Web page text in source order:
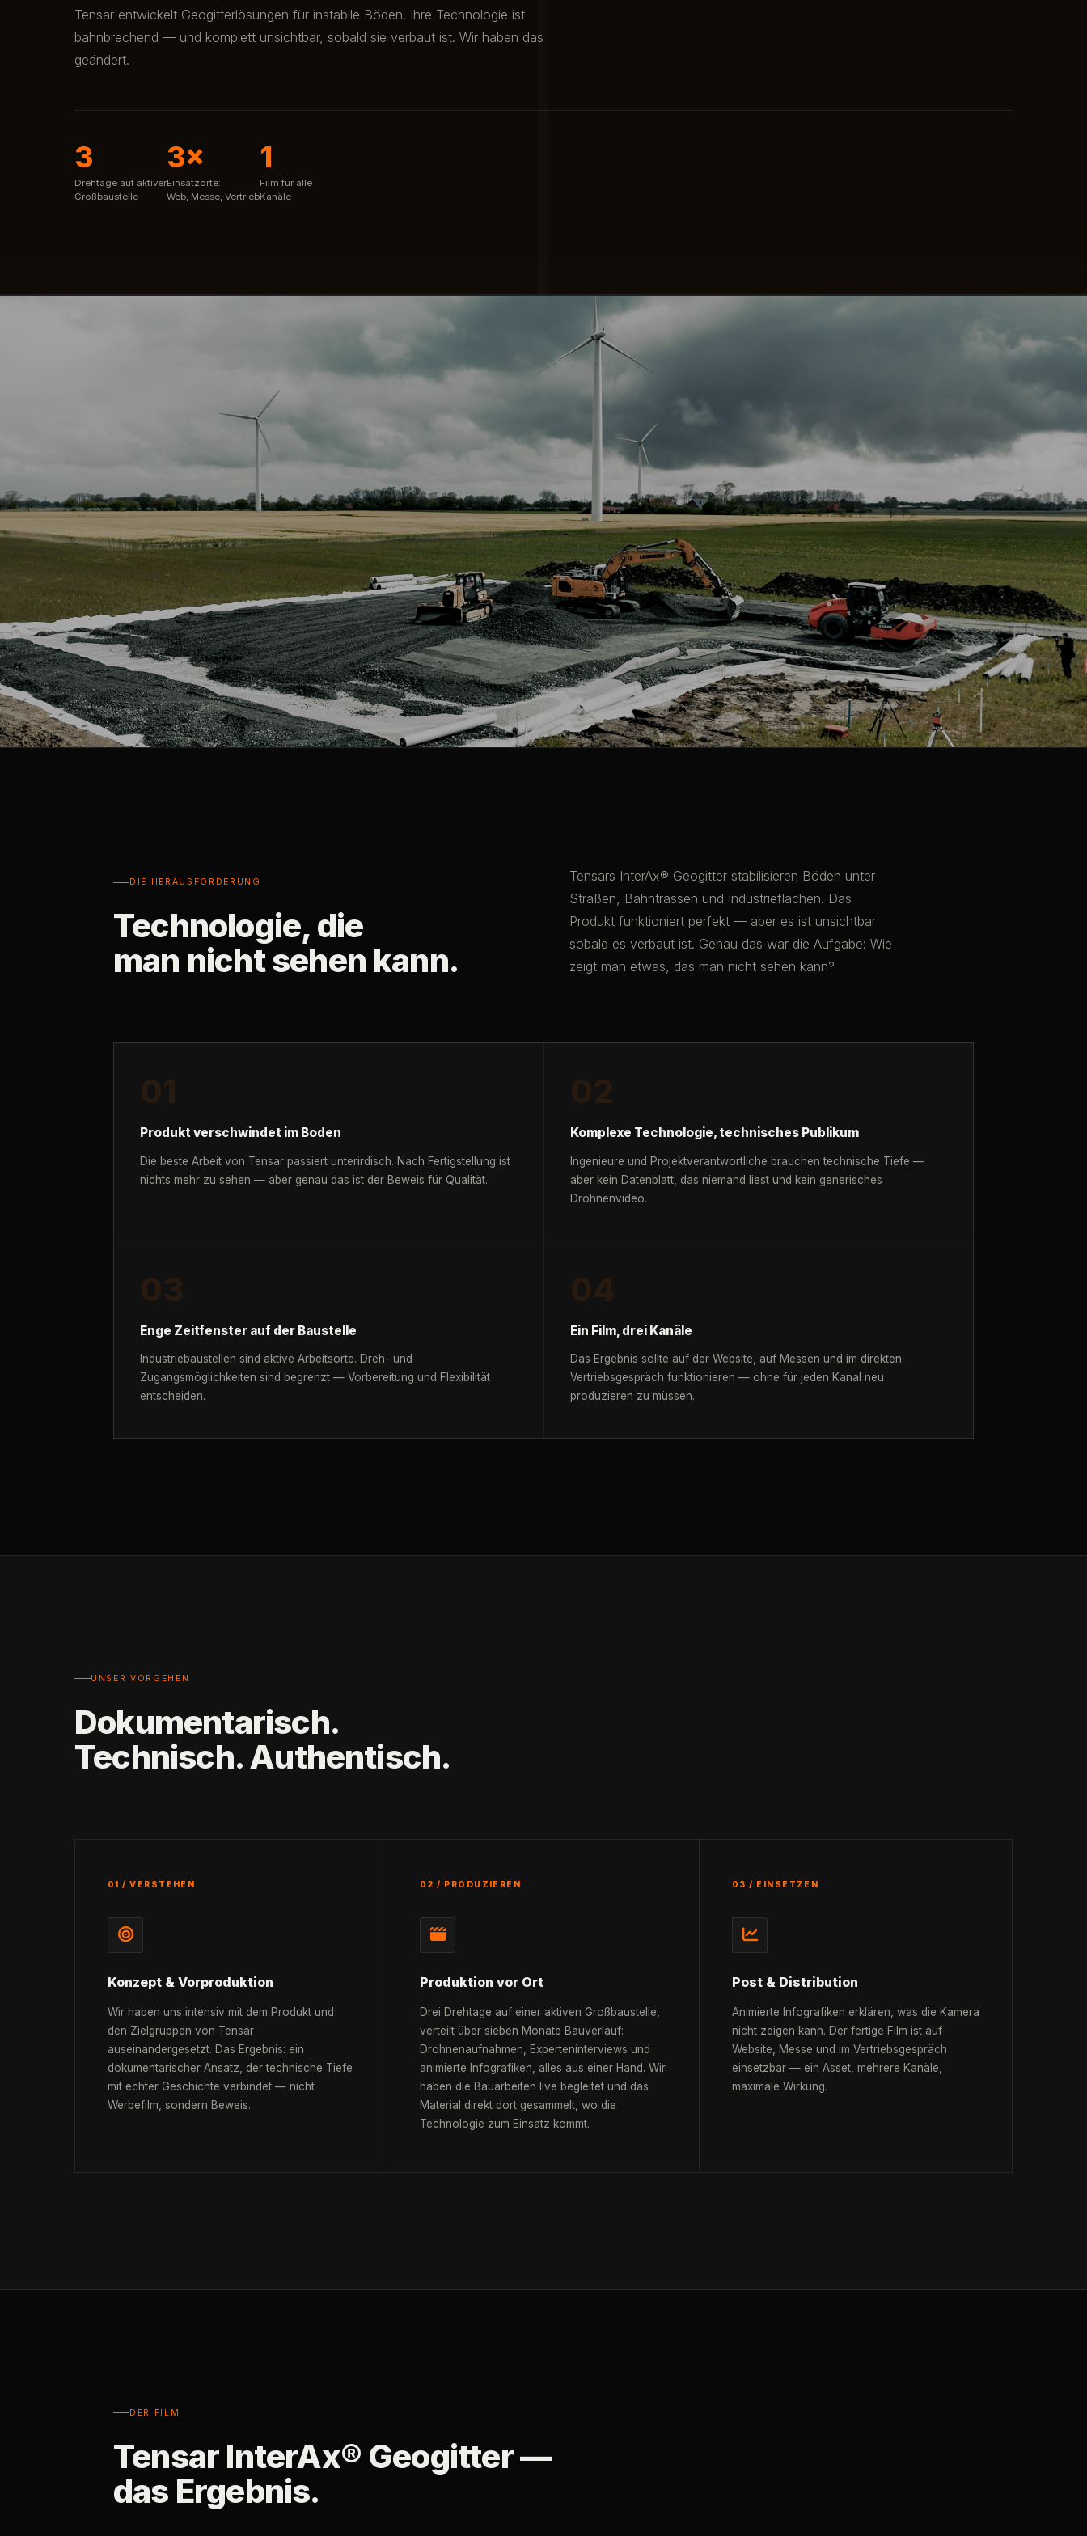
Tensar entwickelt Geogitterlösungen für instabile Böden. Ihre Technologie ist
bahnbrechend — und komplett unsichtbar, sobald sie verbaut ist. Wir haben das
geändert.
3
Drehtage auf aktiver
Großbaustelle
3×
Einsatzorte:
Web, Messe, Vertrieb
1
Film für alle
Kanäle
DIE HERAUSFORDERUNG
Technologie, die
man nicht sehen kann.
Tensars InterAx® Geogitter stabilisieren Böden unter
Straßen, Bahntrassen und Industrieflächen. Das
Produkt funktioniert perfekt — aber es ist unsichtbar
sobald es verbaut ist. Genau das war die Aufgabe: Wie
zeigt man etwas, das man nicht sehen kann?
01
Produkt verschwindet im Boden
Die beste Arbeit von Tensar passiert unterirdisch. Nach Fertigstellung ist
nichts mehr zu sehen — aber genau das ist der Beweis für Qualität.
02
Komplexe Technologie, technisches Publikum
Ingenieure und Projektverantwortliche brauchen technische Tiefe —
aber kein Datenblatt, das niemand liest und kein generisches
Drohnenvideo.
03
Enge Zeitfenster auf der Baustelle
Industriebaustellen sind aktive Arbeitsorte. Dreh- und
Zugangsmöglichkeiten sind begrenzt — Vorbereitung und Flexibilität
entscheiden.
04
Ein Film, drei Kanäle
Das Ergebnis sollte auf der Website, auf Messen und im direkten
Vertriebsgespräch funktionieren — ohne für jeden Kanal neu
produzieren zu müssen.
UNSER VORGEHEN
Dokumentarisch.
Technisch. Authentisch.
01 / VERSTEHEN
Konzept & Vorproduktion
Wir haben uns intensiv mit dem Produkt und
den Zielgruppen von Tensar
auseinandergesetzt. Das Ergebnis: ein
dokumentarischer Ansatz, der technische Tiefe
mit echter Geschichte verbindet — nicht
Werbefilm, sondern Beweis.
02 / PRODUZIEREN
Produktion vor Ort
Drei Drehtage auf einer aktiven Großbaustelle,
verteilt über sieben Monate Bauverlauf:
Drohnenaufnahmen, Experteninterviews und
animierte Infografiken, alles aus einer Hand. Wir
haben die Bauarbeiten live begleitet und das
Material direkt dort gesammelt, wo die
Technologie zum Einsatz kommt.
03 / EINSETZEN
Post & Distribution
Animierte Infografiken erklären, was die Kamera
nicht zeigen kann. Der fertige Film ist auf
Website, Messe und im Vertriebsgespräch
einsetzbar — ein Asset, mehrere Kanäle,
maximale Wirkung.
DER FILM
Tensar InterAx® Geogitter —
das Ergebnis.